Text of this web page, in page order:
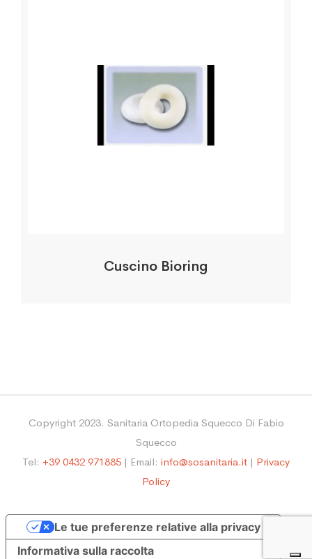
Cuscino Bioring
Copyright 2023. Sanitaria Ortopedia Squecco Di Fabio
Squecco
Tel: +39 0432 971885 | Email: info@sosanitaria.it | Privacy
Policy
Informativa sulla raccolta
Le tue preferenze relative alla privacy